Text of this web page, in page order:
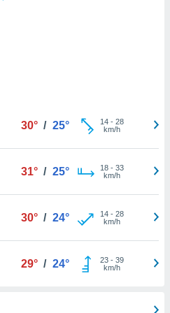
30° / 25° 14- 28
km/h
31° / 25° 18- 33
km/h
30° / 24° 14- 28
km/h
29° / 24° 23- 39
km/h